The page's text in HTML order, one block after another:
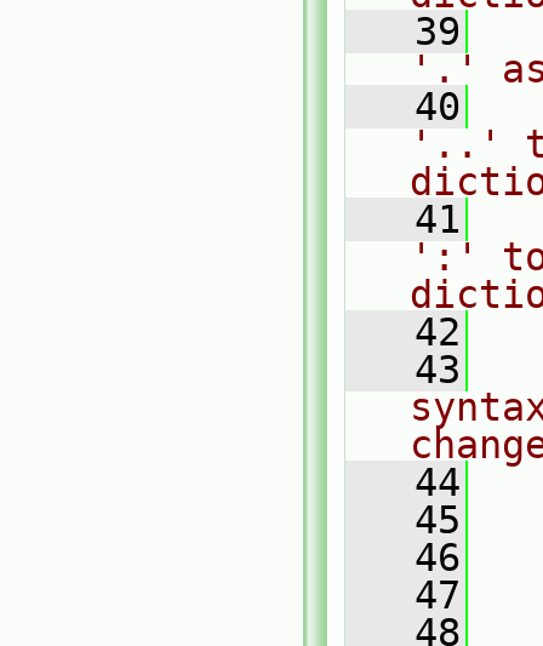
   39
'.' as
   40
'..'
   41
':' to
   42
   43
   44
   45
   46
   47
   48